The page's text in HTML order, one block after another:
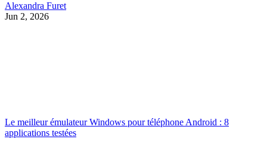
Alexandra Furet
Jun 2, 2026
Le meilleur émulateur Windows pour téléphone Android : 8
applications testées